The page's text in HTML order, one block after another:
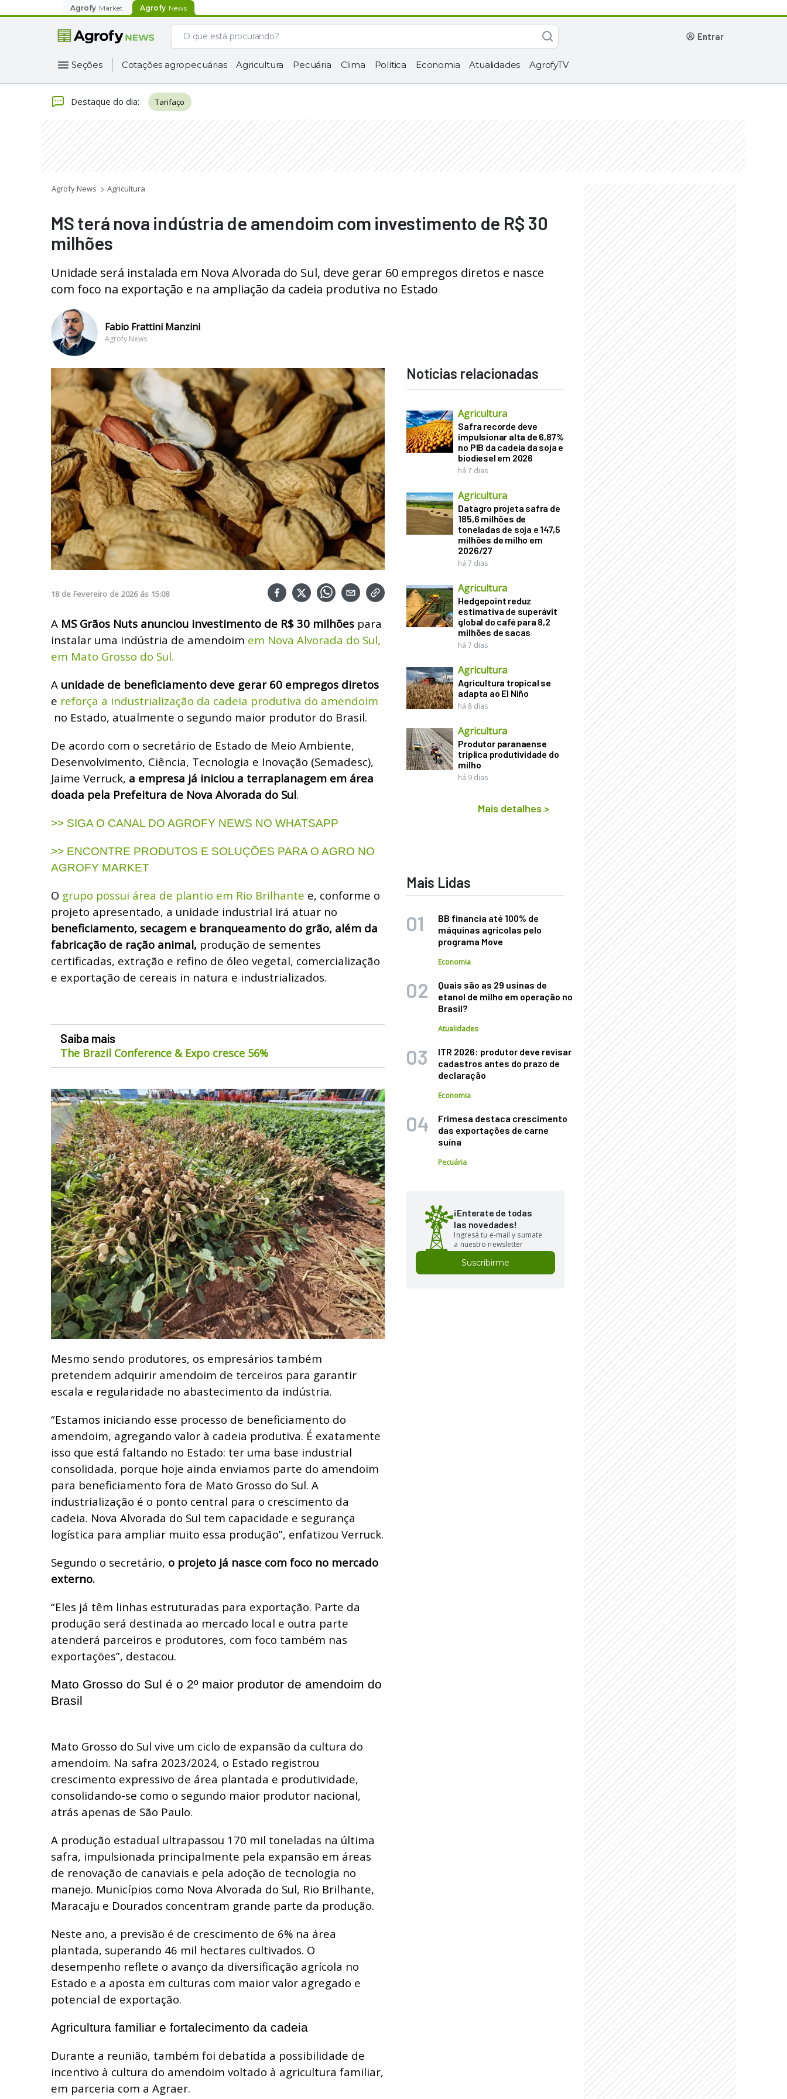
Agrofy Market Agrofy News
entrar
Seções Cotações agropecuárias Agricultura Pecuária Clima Política Economia Atualidades AgrofyTV
Destaque do dia: Tarifaço
Agrofy News Agricultura
MS terá nova indústria de amendoim com investimento de R$ 30
milhões
Unidade será instalada em Nova Alvorada do Sul, deve gerar 60 empregos diretos e nasce
com foco na exportação e na ampliação da cadeia produtiva no Estado
Fabio Frattini Manzini
Agrofy News
18 de Fevereiro de 2026 ás 15:08
A MS Grãos Nuts anunciou investimento de R$ 30 milhões para
instalar uma indústria de amendoim em Nova Alvorada do Sul,
em Mato Grosso do Sul.
A unidade de beneficiamento deve gerar 60 empregos diretos
e reforça a industrialização da cadeia produtiva do amendoim
no Estado, atualmente o segundo maior produtor do Brasil.
De acordo com o secretário de Estado de Meio Ambiente,
Desenvolvimento, Ciência, Tecnologia e Inovação (Semadesc),
Jaime Verruck, a empresa já iniciou a terraplanagem em área
doada pela Prefeitura de Nova Alvorada do Sul.
>> SIGA O CANAL DO AGROFY NEWS NO WHATSAPP
>> ENCONTRE PRODUTOS E SOLUÇÕES PARA O AGRO NO
AGROFY MARKET
O grupo possui área de plantio em Rio Brilhante e, conforme o
projeto apresentado, a unidade industrial irá atuar no
beneficiamento, secagem e branqueamento do grão, além da
fabricação de ração animal, produção de sementes
certificadas, extração e refino de óleo vegetal, comercialização
e exportação de cereais in natura e industrializados.
Saiba mais
The Brazil Conference & Expo cresce 56%
Mesmo sendo produtores, os empresários também
pretendem adquirir amendoim de terceiros para garantir
escala e regularidade no abastecimento da indústria.
“Estamos iniciando esse processo de beneficiamento do
amendoim, agregando valor à cadeia produtiva. É exatamente
isso que está faltando no Estado: ter uma base industrial
consolidada, porque hoje ainda enviamos parte do amendoim
para beneficiamento fora de Mato Grosso do Sul. A
industrialização é o ponto central para o crescimento da
cadeia. Nova Alvorada do Sul tem capacidade e segurança
logística para ampliar muito essa produção”, enfatizou Verruck.
Segundo o secretário, o projeto já nasce com foco no mercado
externo.
“Eles já têm linhas estruturadas para exportação. Parte da
produção será destinada ao mercado local e outra parte
atenderá parceiros e produtores, com foco também nas
exportações”, destacou.
Mato Grosso do Sul é o 2º maior produtor de amendoim do
Brasil
Mato Grosso do Sul vive um ciclo de expansão da cultura do
amendoim. Na safra 2023/2024, o Estado registrou
crescimento expressivo de área plantada e produtividade,
consolidando-se como o segundo maior produtor nacional,
atrás apenas de São Paulo.
A produção estadual ultrapassou 170 mil toneladas na última
safra, impulsionada principalmente pela expansão em áreas
de renovação de canaviais e pela adoção de tecnologia no
manejo. Municípios como Nova Alvorada do Sul, Rio Brilhante,
Maracaju e Dourados concentram grande parte da produção.
Neste ano, a previsão é de crescimento de 6% na área
plantada, superando 46 mil hectares cultivados. O
desempenho reflete o avanço da diversificação agrícola no
Estado e a aposta em culturas com maior valor agregado e
potencial de exportação.
Agricultura familiar e fortalecimento da cadeia
Durante a reunião, também foi debatida a possibilidade de
incentivo à cultura do amendoim voltado à agricultura familiar,
em parceria com a Agraer.
Notícias relacionadas
Agricultura
Safra recorde deve
impulsionar alta de 6,87%
no PIB da cadeia da soja e
biodiesel em 2026
há 7 dias
Agricultura
Datagro projeta safra de
185,6 milhões de
toneladas de soja e 147,5
milhões de milho em
2026/27
há 7 dias
Agricultura
Hedgepoint reduz
estimativa de superávit
global do café para 8,2
milhões de sacas
há 7 dias
Agricultura
Agricultura tropical se
adapta ao El Niño
há 8 dias
Agricultura
Produtor paranaense
triplica produtividade do
milho
há 9 dias
Mais detalhes >
Mais Lidas
BB financia até 100% de
máquinas agrícolas pelo
programa Move
Economia
Quais são as 29 usinas de
etanol de milho em operação no
Brasil?
Atualidades
ITR 2026: produtor deve revisar
cadastros antes do prazo de
declaração
Economia
Frimesa destaca crescimento
das exportações de carne
suína
Pecuária
¡Enterate de todas
las novedades!
Ingresá tu e-mail y sumate
a nuestro newsletter
Suscribirme